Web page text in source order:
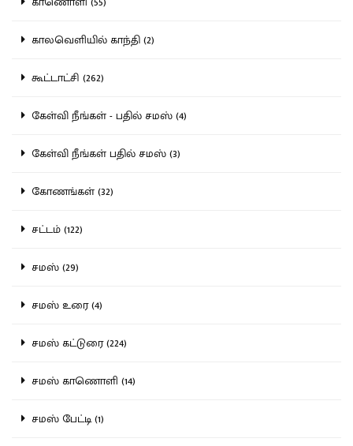
காலவெளியில் காந்தி (2)
கூட்டாட்சி (262)
கேள்வி நீங்கள் - பதில் சமஸ் (4)
கேள்வி நீங்கள் பதில் சமஸ் (3)
கோணங்கள் (32)
சட்டம் (122)
சமஸ் (29)
சமஸ் உரை (4)
சமஸ் கட்டுரை (224)
சமஸ் காணொளி (14)
சமஸ் பேட்டி (1)